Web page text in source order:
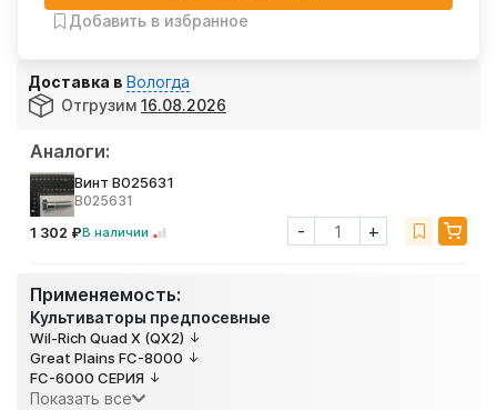
Аналоги:
Винт B025631
B025631
1 302 ₽В наличии - +
Применяемость:
Культиваторы предпосевные
Wil-Rich Quad X (QX2)
Great Plains FC-8000
FC-6000 СЕРИЯ
Показать все
Добавить в избранное
Доставка в Вологда
Отгрузим 16.08.2026